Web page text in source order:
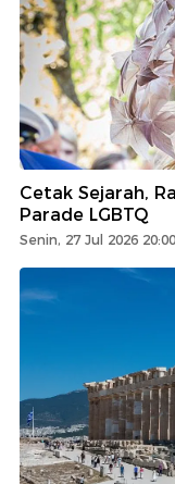
Cetak Sejarah,
Parade LGBTQ
Senin, 27 Jul 2026